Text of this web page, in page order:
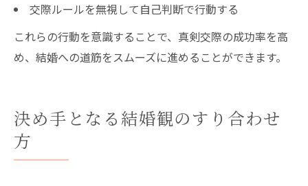
交際ルールを無視して自己判断で行動する
これらの行動を意識することで、真剣交際の成功率を高
め、結婚への道筋をスムーズに進めることができます。
決め手となる結婚観のすり合わせ
方